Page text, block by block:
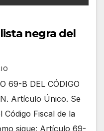
negra del
69-B DEL CÓDIGO
Artículo Único. Se
Fiscal de la
sigue: Artículo 69-